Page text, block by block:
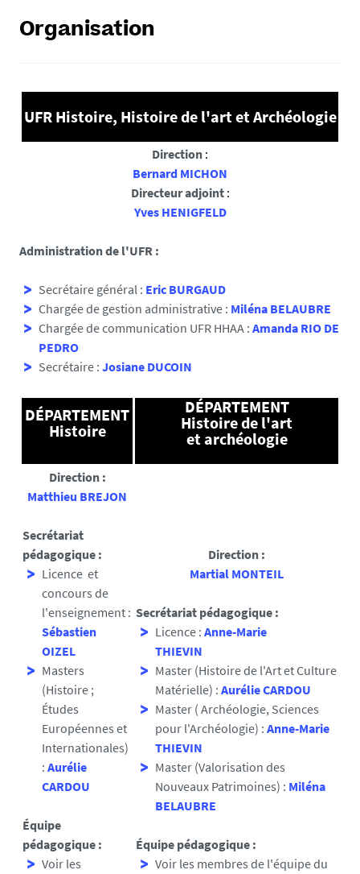
Organisation
UFR Histoire, Histoire de l'art et Archéologie
Direction :
Bernard MICHON
Directeur adjoint :
Yves HENIGFELD
Administration de l'UFR :
Secrétaire général : Eric BURGAUD
Chargée de gestion administrative : Miléna BELAUBRE
Chargée de communication UFR HHAA : Amanda RIO DE
PEDRO
Secrétaire : Josiane DUCOIN
DÉPARTEMENT
Histoire
DÉPARTEMENT
Histoire de l'art
et archéologie
Direction :
Matthieu BREJON
Secrétariat
pédagogique :
Licence et
concours de
l'enseignement :
Sébastien
OIZEL
Masters
(Histoire ;
Études
Européennes et
Internationales)
: Aurélie
CARDOU
Équipe
pédagogique :
Voir les
Direction :
Martial MONTEIL
Secrétariat pédagogique :
Licence : Anne-Marie
THIEVIN
Master (Histoire de l'Art et Culture
Matérielle) : Aurélie CARDOU
Master ( Archéologie, Sciences
pour l'Archéologie) : Anne-Marie
THIEVIN
Master (Valorisation des
Nouveaux Patrimoines) : Miléna
BELAUBRE
Équipe pédagogique :
Voir les membres de l'équipedu